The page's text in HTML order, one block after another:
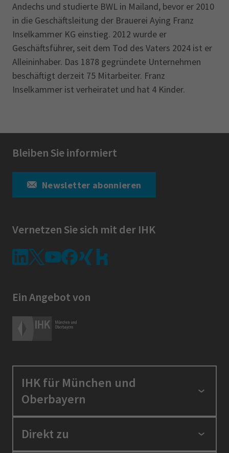
Andechs und studierte BWL in Mailand, bevor er 2010
in die Geschäftsleitung der Brauerei Aying Franz
Inselkammer KG einstieg. 2012 wurde er
Geschäftsführer, seit dem Tod des Vaters 2024 ist er
Alleininhaber. Das 1878 gegründete Unternehmen
beschäftigt derzeit 75 Mitarbeiter. Franz
Inselkammer ist verheiratet und hat 4 Kinder.
Bleiben Sie informiert
Newsletter abonnieren
Vernetzen Sie sich mit der IHK
Ein Angebot von
IHK für München und
Oberbayern
Standortpolitik
Direkt zu